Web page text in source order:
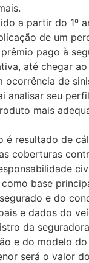
a partir do 1º
de um
pago à
até chegar ao
ocorrência de
analisar seu
mais
é resultado de
coberturas
base
e do
e dados do
da
e do modelo
será o valor